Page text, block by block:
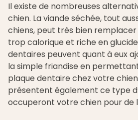
Il existe de nombreuses
chien. La viande séchée, tout
chiens, peut très bien
trop calorique et riche en
dentaires peuvent quant à eux
la simple friandise en
plaque dentaire chez votre
présentent également ce type
occuperont votre chien pour de